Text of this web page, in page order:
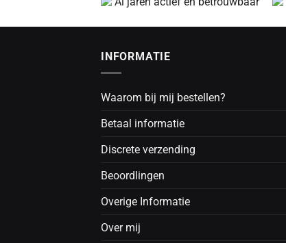
INFORMATIE
Waarom bij mij bestellen?
Betaal informatie
Discrete verzending
Beoordlingen
Overige Informatie
Over mij